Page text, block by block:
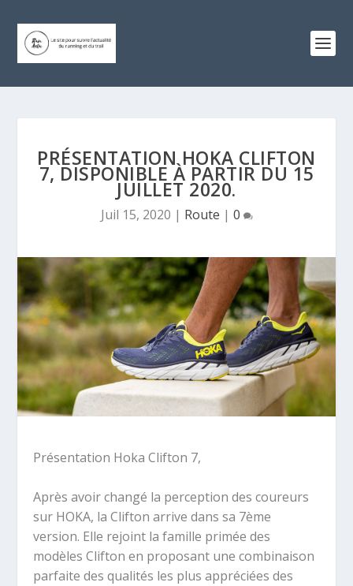
PRÉSENTATION HOKA CLIFTON
7, DISPONIBLE À PARTIR DU 15
JUILLET 2020.
Juil 15, 2020 | Route | 0
Présentation Hoka Clifton 7,
Après avoir changé la perception des coureurs
sur HOKA, la Clifton arrive dans sa 7ème
version. Elle rejoint la famille primée des
modèles Clifton en proposant une combinaison
parfaite des qualités les plus appréciées des